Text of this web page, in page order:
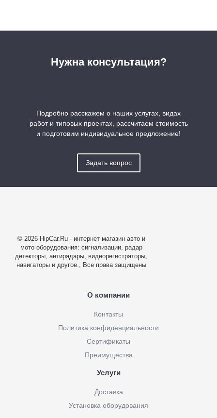
Нужна консультация?
Подробно расскажем о наших услугах, видах
работ и типовых проектах, рассчитаем стоимость
и подготовим индивидуальное предложение!
Задать вопрос
© 2026 HipCar.Ru - интернет магазин авто и
мото оборудования: сигнализации, радар
детекторы, антирадары, видеорегистраторы,
навигаторы и другое., Все права защищены
О компании
Контакты
Политика конфиденциальности
Сертификаты
Преимущества
Услуги
Доставка
Установка оборудования